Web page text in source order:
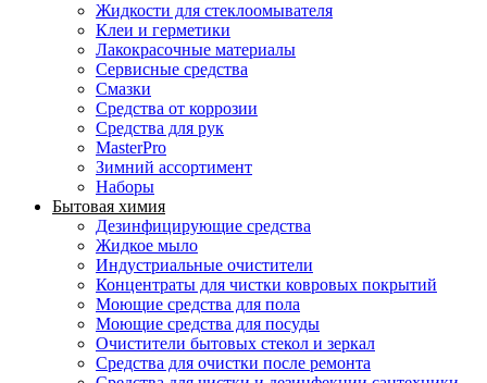
Жидкости для стеклоомывателя
Клеи и герметики
Лакокрасочные материалы
Сервисные средства
Смазки
Средства от коррозии
Средства для рук
MasterPro
Зимний ассортимент
Наборы
Бытовая химия
Дезинфицирующие средства
Жидкое мыло
Индустриальные очистители
Концентраты для чистки ковровых покрытий
Моющие средства для пола
Моющие средства для посуды
Очистители бытовых стекол и зеркал
Средства для очистки после ремонта